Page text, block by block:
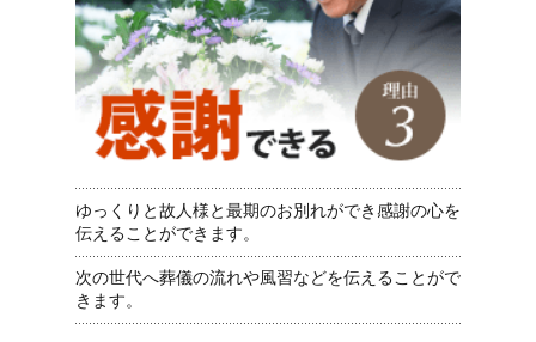
ゆっくりと故人様と最期のお別れができ感謝の心を
伝えることができます。
次の世代へ葬儀の流れや風習などを伝えることがで
きます。